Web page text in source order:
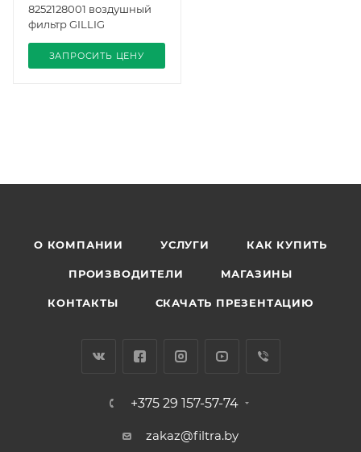
8252128001 воздушный
фильтр GILLIG
ЗАПРОСИТЬ ЦЕНУ
О КОМПАНИИ УСЛУГИ КАК КУПИТЬ
ПРОИЗВОДИТЕЛИ МАГАЗИНЫ
КОНТАКТЫ СКАЧАТЬ ПРЕЗЕНТАЦИЮ
+375 29 157-57-74
zakaz@filtra.by